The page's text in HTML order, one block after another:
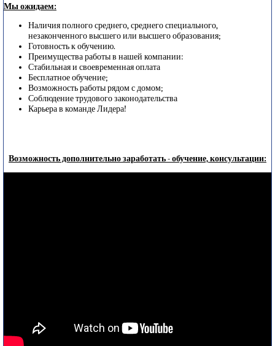
Мы ожидаем:
Наличия полного среднего, среднего специального,
незаконченного высшего или высшего образования;
Готовность к обучению.
Преимущества работы в нашей компании:
Стабильная и своевременная оплата
Бесплатное обучение;
Возможность работы рядом с домом;
Соблюдение трудового законодательства
Карьера в команде Лидера!
Возможность дополнительно заработать - обучение, консультации: